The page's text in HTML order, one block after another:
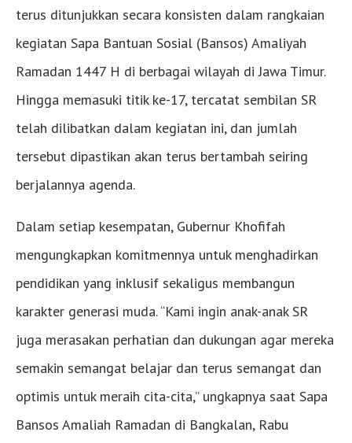
terus ditunjukkan secara konsisten dalam rangkaian
kegiatan Sapa Bantuan Sosial (Bansos) Amaliyah
Ramadan 1447 H di berbagai wilayah di Jawa Timur.
Hingga memasuki titik ke-17, tercatat sembilan SR
telah dilibatkan dalam kegiatan ini, dan jumlah
tersebut dipastikan akan terus bertambah seiring
berjalannya agenda.
Dalam setiap kesempatan, Gubernur Khofifah
mengungkapkan komitmennya untuk menghadirkan
pendidikan yang inklusif sekaligus membangun
karakter generasi muda. “Kami ingin anak-anak SR
juga merasakan perhatian dan dukungan agar mereka
semakin semangat belajar dan terus semangat dan
optimis untuk meraih cita-cita,” ungkapnya saat Sapa
Bansos Amaliah Ramadan di Bangkalan, Rabu